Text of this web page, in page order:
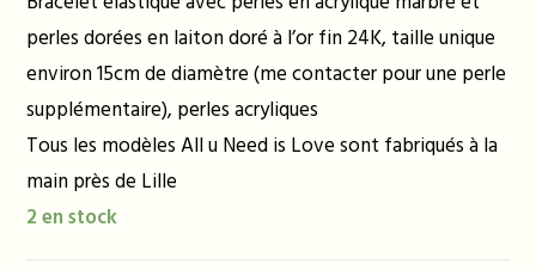
perles dorées en laiton doré à l’or fin 24K, taille unique
environ 15cm de diamètre (me contacter pour une perle
supplémentaire), perles acryliques
Tous les modèles All u Need is Love sont fabriqués à la
main près de Lille
2 en stock